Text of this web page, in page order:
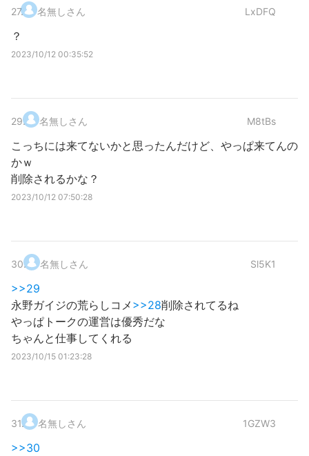
27. 名無しさん LxDFQ
？
2023/10/12 00:35:52
29. 名無しさん M8tBs
こっちには来てないかと思ったんだけど、やっぱ来てんの
かｗ
削除されるかな？
2023/10/12 07:50:28
30. 名無しさん Sl5K1
>>29
永野ガイジの荒らしコメ >>28削除されてるね
やっぱトークの運営は優秀だな
ちゃんと仕事してくれる
2023/10/15 01:23:28
31. 名無しさん 1GZW3
>>30